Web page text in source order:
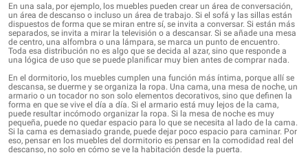
En una sala, por ejemplo, los muebles pueden crear un área de conversación,
un área de descanso o incluso un área de trabajo. Si el sofá y las sillas están
dispuestos de forma que se miran entre sí, se invita a conversar. Si están más
separados, se invita a mirar la televisión o a descansar. Si se añade una mesa
de centro, una alfombra o una lámpara, se marca un punto de encuentro.
Toda esa distribución no es algo que se decida al azar, sino que responde a
una lógica de uso que se puede planificar muy bien antes de comprar nada.
En el dormitorio, los muebles cumplen una función más íntima, porque allí se
descansa, se duerme y se organiza la ropa. Una cama, una mesa de noche, un
armario o un tocador no son solo elementos decorativos, sino que definen la
forma en que se vive el día a día. Si el armario está muy lejos de la cama,
puede resultar incómodo organizar la ropa. Si la mesa de noche es muy
pequeña, puede no quedar espacio para lo que se necesita al lado de la cama.
Si la cama es demasiado grande, puede dejar poco espacio para caminar. Por
eso, pensar en los muebles del dormitorio es pensar en la comodidad real del
descanso, no solo en cómo se ve la habitación desde la puerta.